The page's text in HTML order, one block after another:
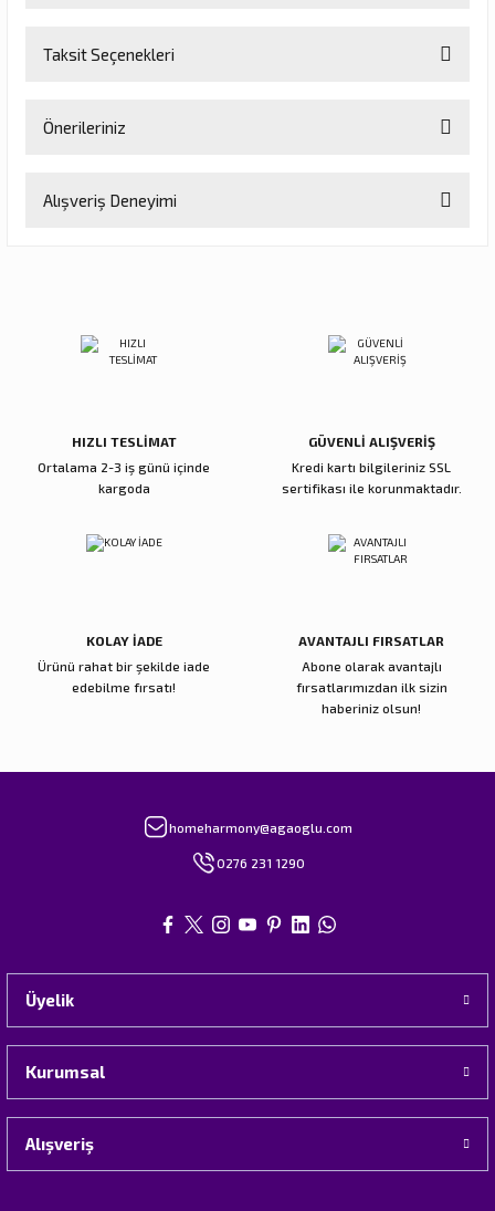
Taksit Seçenekleri
Önerileriniz
konularda yetersiz gördüğünüz noktaları öneri formunu kullanarak
Ürün açıklamasında eksik bilgiler bulunuyor.
Ürün bilgilerinde hatalar bulunuyor.
Alışveriş Deneyimi
HIZLI TESLİMAT
Ortalama 2-3 iş günü içinde
kargoda
GÜVENLİ ALIŞVERİŞ
Kredi kartı bilgileriniz SSL
sertifikası ile korunmaktadır.
KOLAY İADE
Ürünü rahat bir şekilde iade
edebilme fırsatı!
AVANTAJLI FIRSATLAR
Abone olarak avantajlı
fırsatlarımızdan ilk sizin
haberiniz olsun!
homeharmony@agaoglu.com
0276 231 1290
Üyelik
Kurumsal
Alışveriş